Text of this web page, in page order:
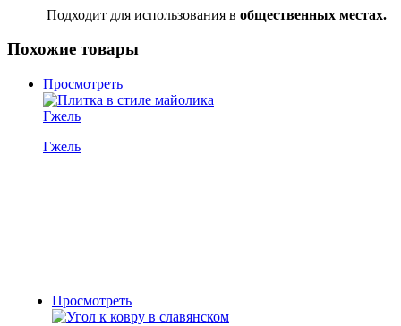
Подходит для использования в общественных местах.
Похожие товары
Просмотреть
Гжель
Просмотреть